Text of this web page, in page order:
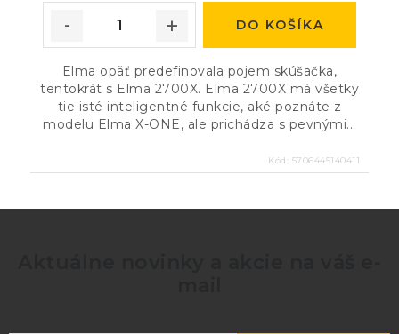
DO KOŠÍKA
Elma opäť predefinovala pojem skúšačka,
tentokrát s Elma 2700X. Elma 2700X má všetky
tie isté inteligentné funkcie, aké poznáte z
modelu Elma X-ONE, ale prichádza s pevnými...
Kód: 5706445140411